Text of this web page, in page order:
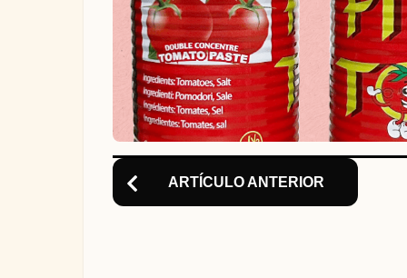
n
ARTÍCULO ANTERIOR